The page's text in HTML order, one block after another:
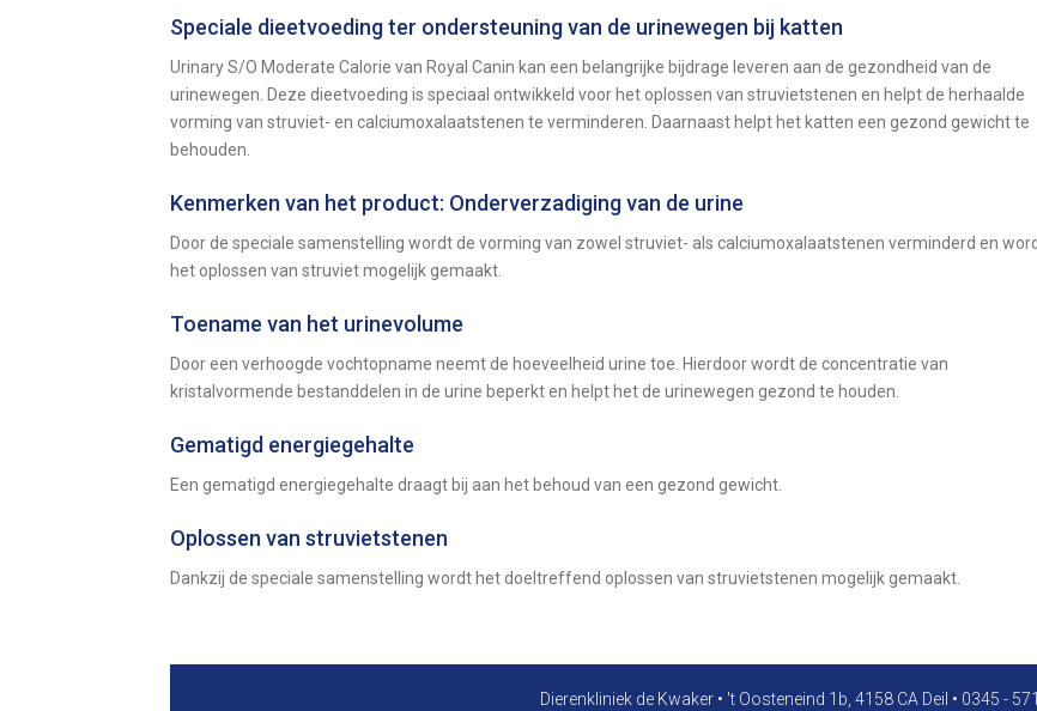
Speciale dieetvoeding ter ondersteuning van de urinewegen bij katten
Urinary S/O Moderate Calorie van Royal Canin kan een belangrijke bijdrage leveren aan de gezondheid van de
urinewegen. Deze dieetvoeding is speciaal ontwikkeld voor het oplossen van struvietstenen en helpt de herhaalde
vorming van struviet- en calciumoxalaatstenen te verminderen. Daarnaast helpt het katten een gezond gewicht te
behouden.
Kenmerken van het product: Onderverzadiging van de urine
Door de speciale samenstelling wordt de vorming van zowel struviet- als calciumoxalaatstenen verminderd en
het oplossen van struviet mogelijk gemaakt.
Toename van het urinevolume
Door een verhoogde vochtopname neemt de hoeveelheid urine toe. Hierdoor wordt de concentratie van
kristalvormende bestanddelen in de urine beperkt en helpt het de urinewegen gezond te houden.
Gematigd energiegehalte
Een gematigd energiegehalte draagt bij aan het behoud van een gezond gewicht.
Oplossen van struvietstenen
Dankzij de speciale samenstelling wordt het doeltreffend oplossen van struvietstenen mogelijk gemaakt.
Dierenkliniek de Kwaker • 't Oosteneind 1b, 4158 CA Deil • 0345 -